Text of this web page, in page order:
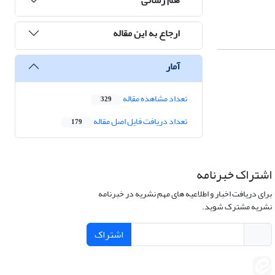
ارجاع به این مقاله
آمار
تعداد مشاهده مقاله 329
تعداد دریافت فایل اصل مقاله 179
اشتراک خبرنامه
برای دریافت اخبار و اطلاعیه های مهم نشریه در خبرنامه
نشریه مشترک شوید.
اشتراک